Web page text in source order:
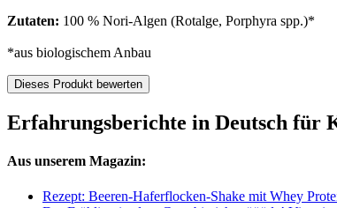
Zutaten: 100 % Nori-Algen (Rotalge, Porphyra spp.)*
*aus biologischem Anbau
Dieses Produkt bewerten
Erfahrungsberichte in Deutsch für
Aus unserem Magazin:
Rezept: Beeren-Haferflocken-Shake mit Whey